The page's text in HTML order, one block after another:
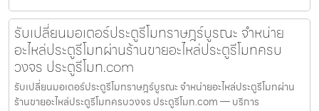
รับเปลี่ยนมอเตอร์ประตูรีโมทราษฎร์บูรณะ จำหน่าย
อะไหล่ประตูรีโมทผ่านร้านขายอะไหล่ประตูรีโมทครบ
วงจร ประตูรีโมท.com
รับเปลี่ยนมอเตอร์ประตูรีโมทราษฎร์บูรณะ จำหน่ายอะไหล่ประตูรีโมทผ่าน
ร้านขายอะไหล่ประตูรีโมทครบวงจร ประตูรีโมท.com — บริการ